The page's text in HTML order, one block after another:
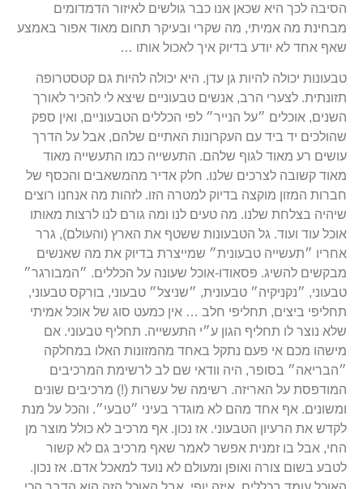
הסיבה לכך היא שכאן אנו כבר גולשים לאיזור הדמדומים
מבחינת מה אמיתי, מה שקרי ובעיקר תחום מאוד אפור באמצע
שאף אחד לא יודע בדיוק איך לאכול אותו …
טבעונות יכולה להיות גן עדן. היא יכולה להיות גם קטסטרופה
תזונתית. לצערי הרב, אנשים טבעוניים שיצא לי להכיר לאורך
השנים, אוכלים ״על הנייר״ לפי הכללים הטבעוניים, ואין ספק
שהולכים יד ביד עם העקרונות האתיים שלהם, אבל על הדרך
עושים רע מאוד לגוף שלהם. התעשייה כמו התעשייה מאוד
מאוד קשובה לצרכים שלנו. חלק אדיר מהמשאבים והכסף של
חברות המזון מוקצה בדיוק למטרה הזו. לזהות מה אנחנו רוצים
שיהיה בצלחת שלנו. מה טעים לנו ומה גורם לנו לרצות מאותו
אוכל עוד ועוד. גל הטבעונות ששטף את הארץ (והעולם), גרר
אחריו ״תעשייה טבעונית״ שמייצרת בדיוק את מה שאנשים
מבקשים להשיג. פסאודו-אוכל שעונה על הכללים. ״המבורגר״
טבעוני, ״נקניקיה״ טבעונית, ״שניצל״ טבעוני, בורקס טבעוני,
תחליפי ביצים, תחליפי חלב … אין כמעט סוג של אוכל אמיתי
שלא נוצר לו תחליף הגון ע״י התעשייה. תחליף טבעוני. אם
מישהו מכם אי פעם נתקל באחד מהמזונות האלו במחלקה
״הבריאה״ בסופר, היה וודאי שם לב לרשימת המרכיבים
המודפסת על האריזה. רשימה של עשרות (!) מרכיבים שונים
ומשונים. אף אחד מהם לא מוגדר בעיני ״טבעי״. והכל על מנת
לקדש את הרעיון הטבעוני. אז נכון. אף מרכיב לא כולל מוצר מן
החי, אבל בו זמנית אפשר לאמר שאף מרכיב גם לא קשור
לטבע בשום צורה ואופן ומעולם לא נועד למאכל אדם. אז נכון.